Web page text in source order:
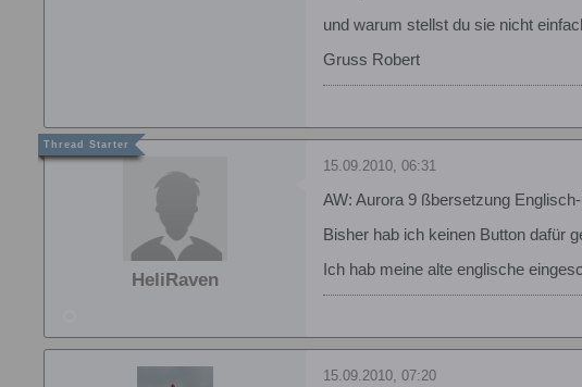
und warum stellst du sie nicht
Gruss Robert
HeliRaven
15.09.2010, 06:31
AW: Aurora 9 ßbersetzung
Bisher hab ich keinen Button dafür
Ich hab meine alte englische
15.09.2010, 07:20